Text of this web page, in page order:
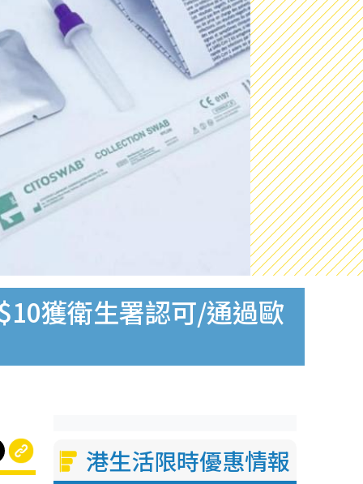
獲衛生署認可/通過歐
港生活限時優惠情報